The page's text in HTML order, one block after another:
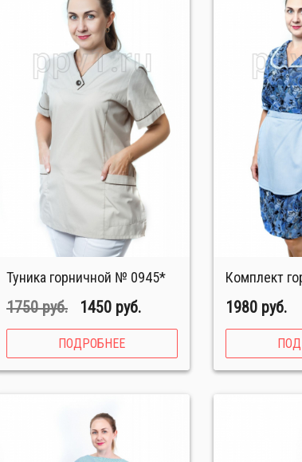
Туника горничной № 0945*
1750 руб. 1450 руб.
ПОДРОБНЕЕ
Комплект
1980 руб.